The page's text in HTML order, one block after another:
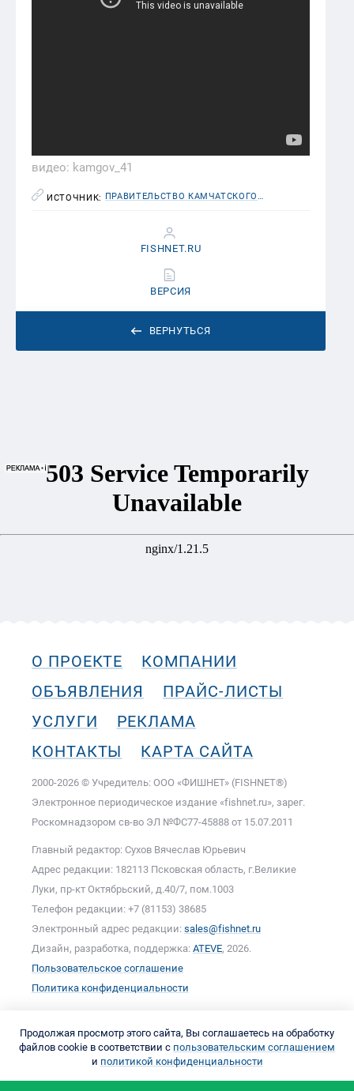
видео: kamgov_41
ИСТОЧНИК: ПРАВИТЕЛЬСТВО КАМЧАТСКОГО КРАЯ
ВЕРНУТЬСЯ
FISHNET.RU
ВЕРСИЯ
О ПРОЕКТЕ
КОМПАНИИ
ОБЪЯВЛЕНИЯ
ПРАЙС-ЛИСТЫ
УСЛУГИ
РЕКЛАМА
КОНТАКТЫ
КАРТА САЙТА
2000-2026 © Учредитель: ООО «ФИШНЕТ» (FISHNET®)
Электронное периодическое издание «fishnet.ru», зарег.
Роскомнадзором cв-во ЭЛ №ФС77-45888 от 15.07.2011
Главный редактор: Сухов Вячеслав Юрьевич
Адрес редакции: 182113 Псковская область, г.Великие
Луки, пр-кт Октябрьский, д.40/7, пом.1003
Телефон редакции: +7 (81153) 38685
Электронный адрес редакции: sales@fishnet.ru
Дизайн, разработка, поддержка: ATEVE, 2026.
Пользовательское соглашение
Политика конфиденциальности
Продолжая просмотр этого сайта, Вы соглашаетесь на обработку
файлов cookie в соответствии с пользовательским соглашением
и политикой конфиденциальности